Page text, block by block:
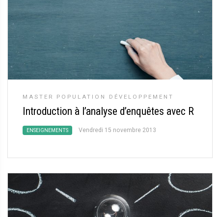
MASTER POPULATION DÉVELOPPEMENT
Introduction à l’analyse d’enquêtes avec R
ENSEIGNEMENTS Vendredi 15 novembre 2013